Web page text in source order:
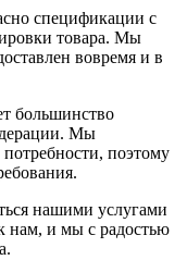
спецификации с
товара. Мы
вовремя и в
большинство
Мы
поэтому
нашими услугами
нам, и мы с радостью